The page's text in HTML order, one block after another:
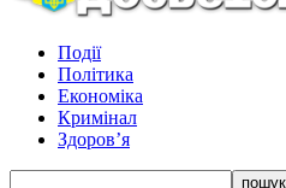
Події
Політика
Економіка
Кримінал
Здоров’я